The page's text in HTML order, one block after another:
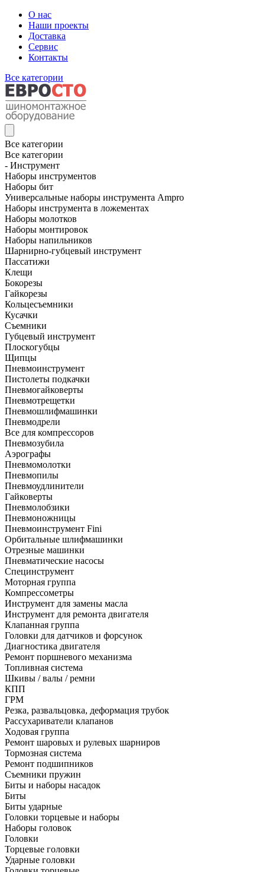
О нас
Наши проекты
Доставка
Сервис
Контакты
Все категории
Все категории
Все категории
- Инструмент
Наборы инструментов
Наборы бит
Универсальные наборы инструмента Ampro
Наборы инструмента в ложементах
Наборы молотков
Наборы монтировок
Наборы напильников
Шарнирно-губцевый инструмент
Пассатижи
Клещи
Бокорезы
Гайкорезы
Кольцесъемники
Кусачки
Съемники
Губцевый инструмент
Плоскогубцы
Щипцы
Пневмоинструмент
Пистолеты подкачки
Пневмогайковерты
Пневмотрещетки
Пневмошлифмашинки
Пневмодрели
Все для компрессоров
Пневмозубила
Аэрографы
Пневмомолотки
Пневмопилы
Пневмоудлинители
Гайковерты
Пневмолобзики
Пневмоножницы
Пневмоинструмент Fini
Орбитальные шлифмашинки
Отрезные машинки
Пневматические насосы
Специнструмент
Моторная группа
Компрессометры
Инструмент для замены масла
Инструмент для ремонта двигателя
Клапанная группа
Головки для датчиков и форсунок
Диагностика двигателя
Ремонт поршневого механизма
Топливная система
Шкивы / валы / ремни
КПП
ГРМ
Резка, развальцовка, деформация трубок
Рассухариватели клапанов
Ходовая группа
Ремонт шаровых и рулевых шарниров
Тормозная система
Ремонт подшипников
Съемники пружин
Биты и наборы насадок
Биты
Биты ударные
Головки торцевые и наборы
Наборы головок
Головки
Торцевые головки
Ударные головки